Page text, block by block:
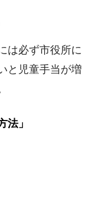
は必ず市役所に
と児童手当が増
法」